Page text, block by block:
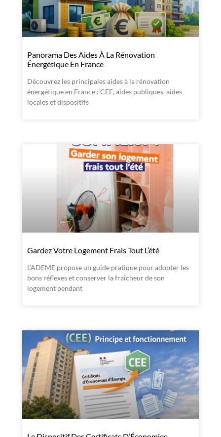
Panorama Des Aides À La Rénovation
Énergétique En France
Découvrez les principales aides à la rénovation
énergétique en France : CEE, aides publiques, aides
locales et dispositifs
Gardez Votre Logement Frais Tout L’été
L’ADEME propose un guide pratique pour adopter les
bons réflexes et conserver la fraîcheur de son
logement pendant